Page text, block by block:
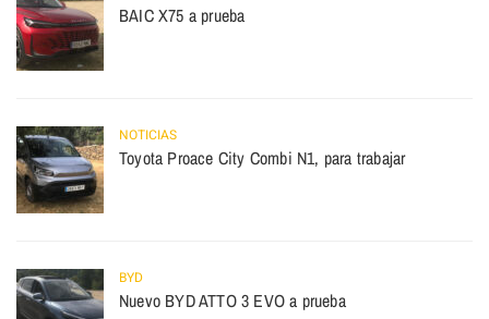
BAIC X75 a prueba
NOTICIAS
Toyota Proace City Combi N1, para trabajar
BYD
Nuevo BYD ATTO 3 EVO a prueba